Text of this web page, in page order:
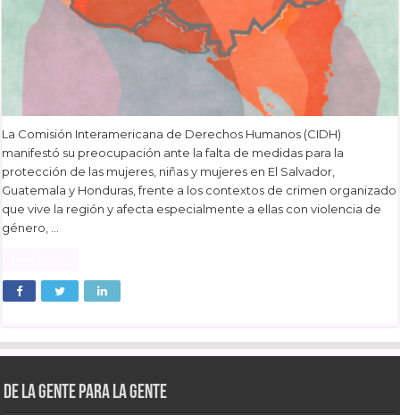
La Comisión Interamericana de Derechos Humanos (CIDH)
manifestó su preocupación ante la falta de medidas para la
protección de las mujeres, niñas y mujeres en El Salvador,
Guatemala y Honduras, frente a los contextos de crimen organizado
que vive la región y afecta especialmente a ellas con violencia de
género, …
De la gente para la gente